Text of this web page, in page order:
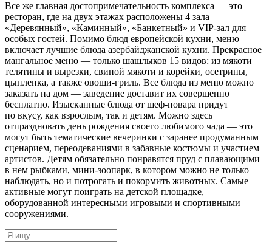
Все же главная достопримечательность комплекса — это
ресторан, где на двух этажах расположены 4 зала —
«Деревянный», «Каминный», «Банкетный» и VIP-зал для
особых гостей. Помимо блюд европейской кухни, меню
включает лучшие блюда азербайджанской кухни. Прекрасное
мангальное меню — только шашлыков 15 видов: из мякоти
телятины и вырезки, свиной мякоти и корейки, осетрины,
цыпленка, а также овощи-гриль. Все блюда из меню можно
заказать на дом — заведение доставит их совершенно
бесплатно. Изысканные блюда от шеф-повара придут
по вкусу, как взрослым, так и детям. Можно здесь
отпраздновать день рождения своего любимого чада — это
могут быть тематические вечеринки с заранее продуманным
сценарием, переодеваниями в забавные костюмы и участием
артистов. Детям обязательно понравятся пруд с плавающими
в нем рыбками, мини-зоопарк, в котором можно не только
наблюдать, но и потрогать и покормить животных. Самые
активные могут поиграть на детской площадке,
оборудованной интересными игровыми и спортивными
сооружениями.